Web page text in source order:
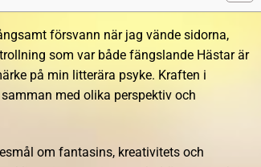
försvann när jag vände sidorna,
som var både fängslande Hästar är
på min litterära psyke. Kraften i
med olika perspektiv och
om fantasins, kreativitets och